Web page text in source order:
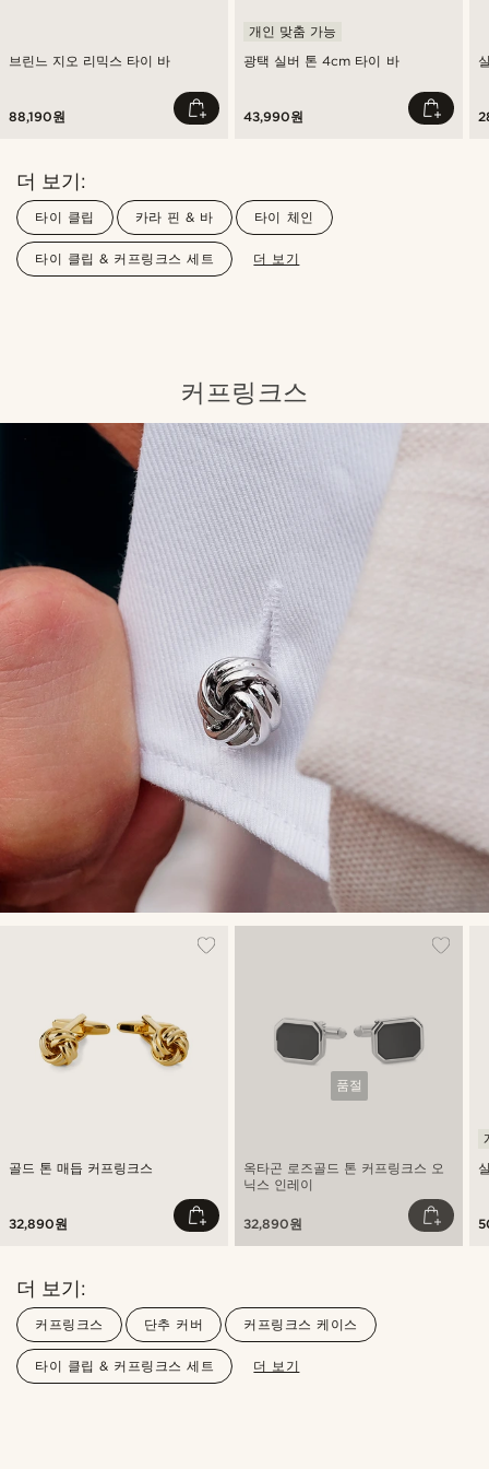
브린느 지오 리믹스 타이 바
88,190원
광택 실버 톤 4cm 타이 바
개인 맞춤 가능
43,990원
더 보기:
타이 클립 카라 핀 & 바 타이 체인
타이 클립 & 커프링크스 세트 더 보기
커프링크스
골드 톤 매듭 커프링크스
32,890원
품절
옥타곤 로즈골드 톤 커프링크스 오
닉스 인레이
32,890원
더 보기:
커프링크스 단추 커버 커프링크스 케이스
타이 클립 & 커프링크스 세트 더 보기